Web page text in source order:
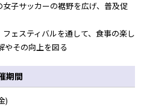
子サッカーの裾野を広げ、普及促
ェスティバルを通して、食事の楽し
やその向上を図る
期間
)